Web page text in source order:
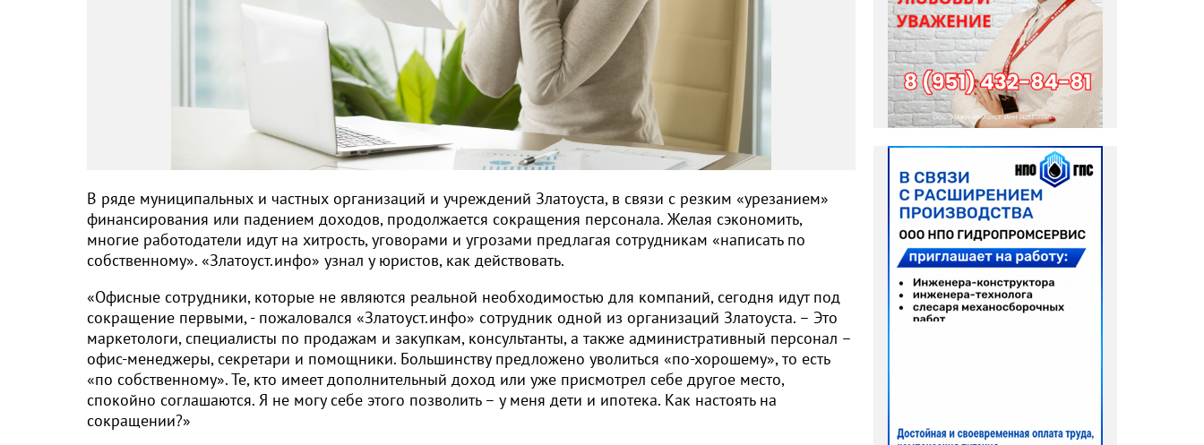
В ряде муниципальных и частных организаций и учреждений Златоуста, в связи с резким «урезанием»
финансирования или падением доходов, продолжается сокращения персонала. Желая сэкономить,
многие работодатели идут на хитрость, уговорами и угрозами предлагая сотрудникам «написать по
собственному». «Златоуст.инфо» узнал у юристов, как действовать.
«Офисные сотрудники, которые не являются реальной необходимостью для компаний, сегодня идут под
сокращение первыми, - пожаловался «Златоуст.инфо» сотрудник одной из организаций Златоуста. – Это
маркетологи, специалисты по продажам и закупкам, консультанты, а также административный персонал –
офис-менеджеры, секретари и помощники. Большинству предложено уволиться «по-хорошему», то есть
«по собственному». Те, кто имеет дополнительный доход или уже присмотрел себе другое место,
спокойно соглашаются. Я не могу себе этого позволить – у меня дети и ипотека. Как настоять на
сокращении?»